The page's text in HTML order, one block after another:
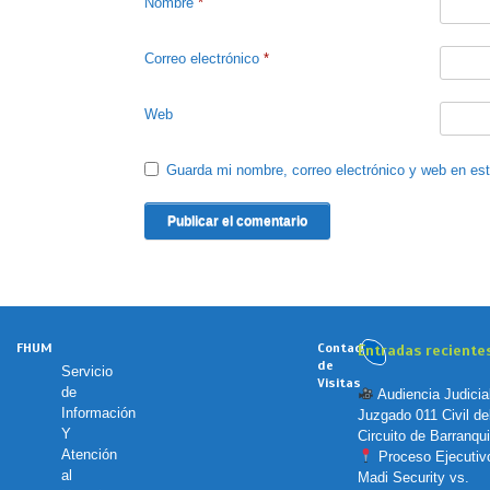
Correo electrónico *
Web
Guarda mi nombre, correo electrónico y web en
FHUM
Servicio
de
Información
Y
Atención
al
Contador
de
Visitas
Entradas
Audiencia
Juzgado 011 Civil del
Circuito de
Proceso
Madi Security vs.